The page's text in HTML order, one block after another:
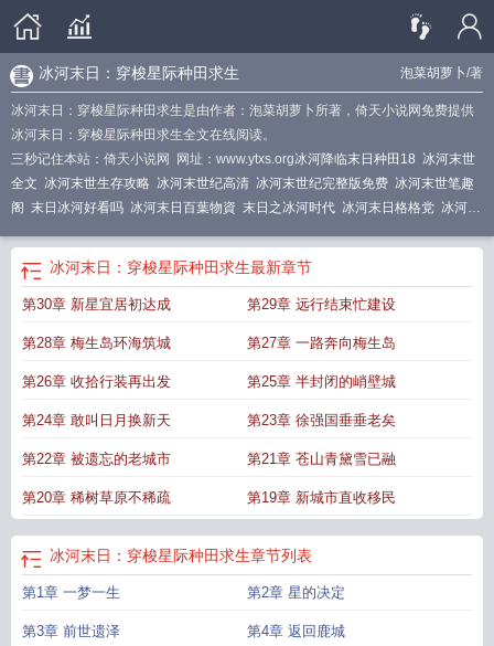
泡菜胡萝卜/著
冰河末日：穿梭星际种田求生
冰河末日：穿梭星际种田求生是由作者：泡菜胡萝卜所著，倚天小说网免费提供
冰河末日：穿梭星际种田求生全文在线阅读。
三秒记住本站：倚天小说网 网址：www.ytxs.org冰河降临末日种田18 冰河末世
全文 冰河末世生存攻略 冰河末世纪高清 冰河末世纪完整版免费 冰河末世笔趣
阁 末日冰河好看吗 冰河末日百葉物資 末日之冰河时代 冰河末日格格党 冰河末
穿越末世冰河时代 冰河末日时代末世之冰河世纪
日冰河txt
冰河末日：穿梭星际种田求生最新章节
第30章 新星宜居初达成 第29章 远行结束忙建设
第28章 梅生岛环海筑城 第27章 一路奔向梅生岛
第26章 收拾行装再出发 第25章 半封闭的峭壁城
第24章 敢叫日月换新天 第23章 徐强国垂垂老矣
第22章 被遗忘的老城市 第21章 苍山青黛雪已融
第20章 稀树草原不稀疏 第19章 新城市直收移民
冰河末日：穿梭星际种田求生章节列表
第1章 一梦一生 第2章 星的决定
第3章 前世遗泽 第4章 返回鹿城